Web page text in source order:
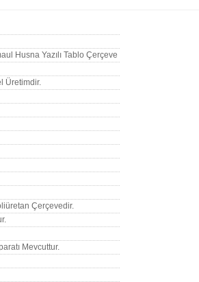
Husna Yazılı Tablo Çerçeve
Üretimdir.
Çerçevedir.
Mevcuttur.